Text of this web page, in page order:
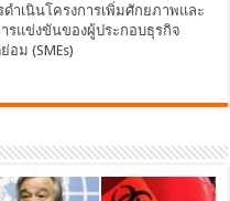
ำเนินโครงการเพิ่มศักยภาพและ
รแข่งขันของผู้ประกอบธุรกิจ
ม (SMEs)